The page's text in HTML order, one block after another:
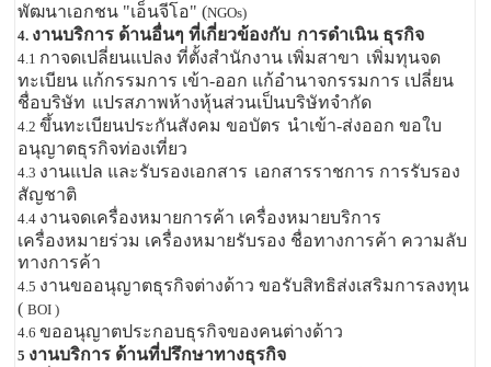
พัฒนาเอกชน "เอ็นจีโอ" (NGOs)
4. งานบริการ ด้านอื่นๆ ที่เกี่ยวข้องกับ การดำเนิน ธุรกิจ
4.1 กาจดเปลี่ยนแปลง ที่ตั้งสำนักงาน เพิ่มสาขา เพิ่มทุนจด
ทะเบียน แก้กรรมการ เข้า-ออก แก้อำนาจกรรมการ เปลี่ยน
ชื่อบริษัท แปรสภาพห้างหุ้นส่วนเป็นบริษัทจำกัด
4.2ขึ้นทะเบียนประกันสังคม ขอบัตร นำเข้า-ส่งออก ขอใบ
อนุญาตธุรกิจท่องเที่ยว
4.3 งานแปล และรับรองเอกสาร เอกสารราชการ การรับรอง
สัญชาติ
4.4 งานจดเครื่องหมายการค้า เครื่องหมายบริการ
เครื่องหมายร่วม เครื่องหมายรับรอง ชื่อทางการค้า ความลับ
ทางการค้า
4.5 งานขออนุญาตธุรกิจต่างด้าว ขอรับสิทธิส่งเสริมการลงทุน
(BOI )
4.6ขออนุญาตประกอบธุรกิจของคนต่างด้าว
5 งานบริการ ด้านที่ปรึกษาทางธุรกิจ